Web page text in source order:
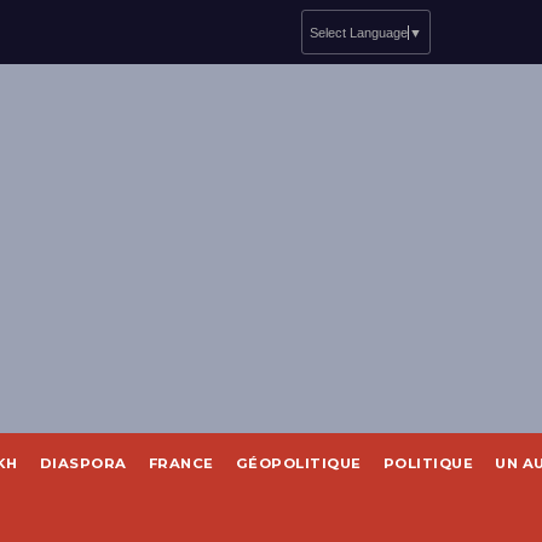
Select Language ▼
DIASPORA FRANCE GÉOPOLITIQUE POLITIQUE UN